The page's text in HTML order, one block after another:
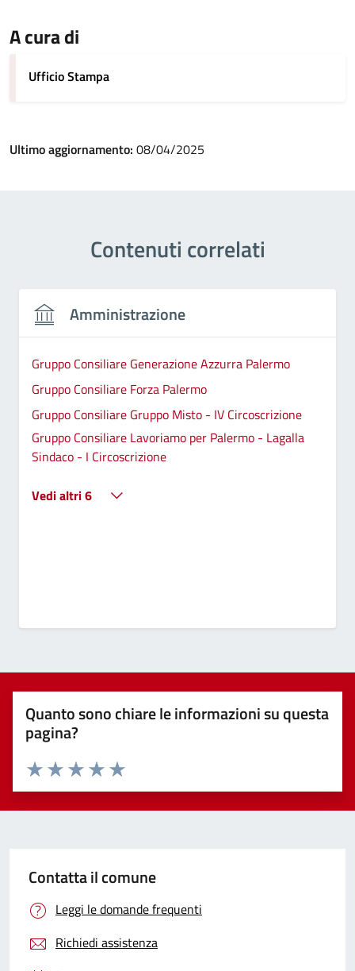
A cura di
Ufficio Stampa
Ultimo aggiornamento: 08/04/2025
Contenuti correlati
Amministrazione
Gruppo Consiliare Generazione Azzurra Palermo
Gruppo Consiliare Forza Palermo
Gruppo Consiliare Gruppo Misto - IV Circoscrizione
Gruppo Consiliare Lavoriamo per Palermo - Lagalla
Sindaco - I Circoscrizione
Vedi altri 6
Quanto sono chiare le informazioni su questa
pagina?
Valuta 5 stelle su 5
Valuta 4 stelle su 5
Valuta 3 stelle su 5
Valuta 2 stelle su 5
Valuta 1 stelle su 5
Contatta il comune
Leggi le domande frequenti
Richiedi assistenza